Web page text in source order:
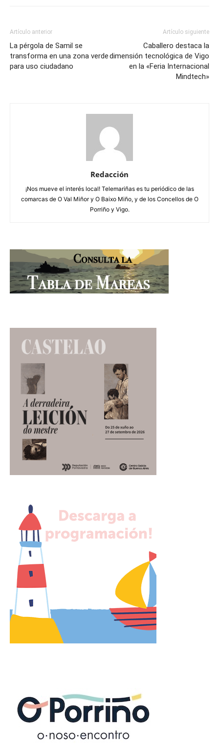
Artículo anterior
La pérgola de Samil se
transforma en una zona verde
para uso ciudadano
Artículo siguiente
Caballero destaca la
dimensión tecnológica de Vigo
en la «Feria Internacional
Mindtech»
Redacción
¡Nos mueve el interés local! Telemariñas es tu periódico de las
comarcas de O Val Miñor y O Baixo Miño, y de los Concellos de O
Porriño y Vigo.